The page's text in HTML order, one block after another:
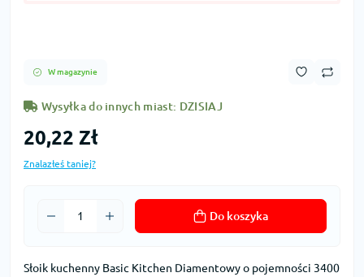
W magazynie
Wysyłka do innych miast: DZISIAJ
20,22 Zł
Znalazłeś taniej?
Do koszyka
Słoik kuchenny Basic Kitchen Diamentowy o pojemności 3400